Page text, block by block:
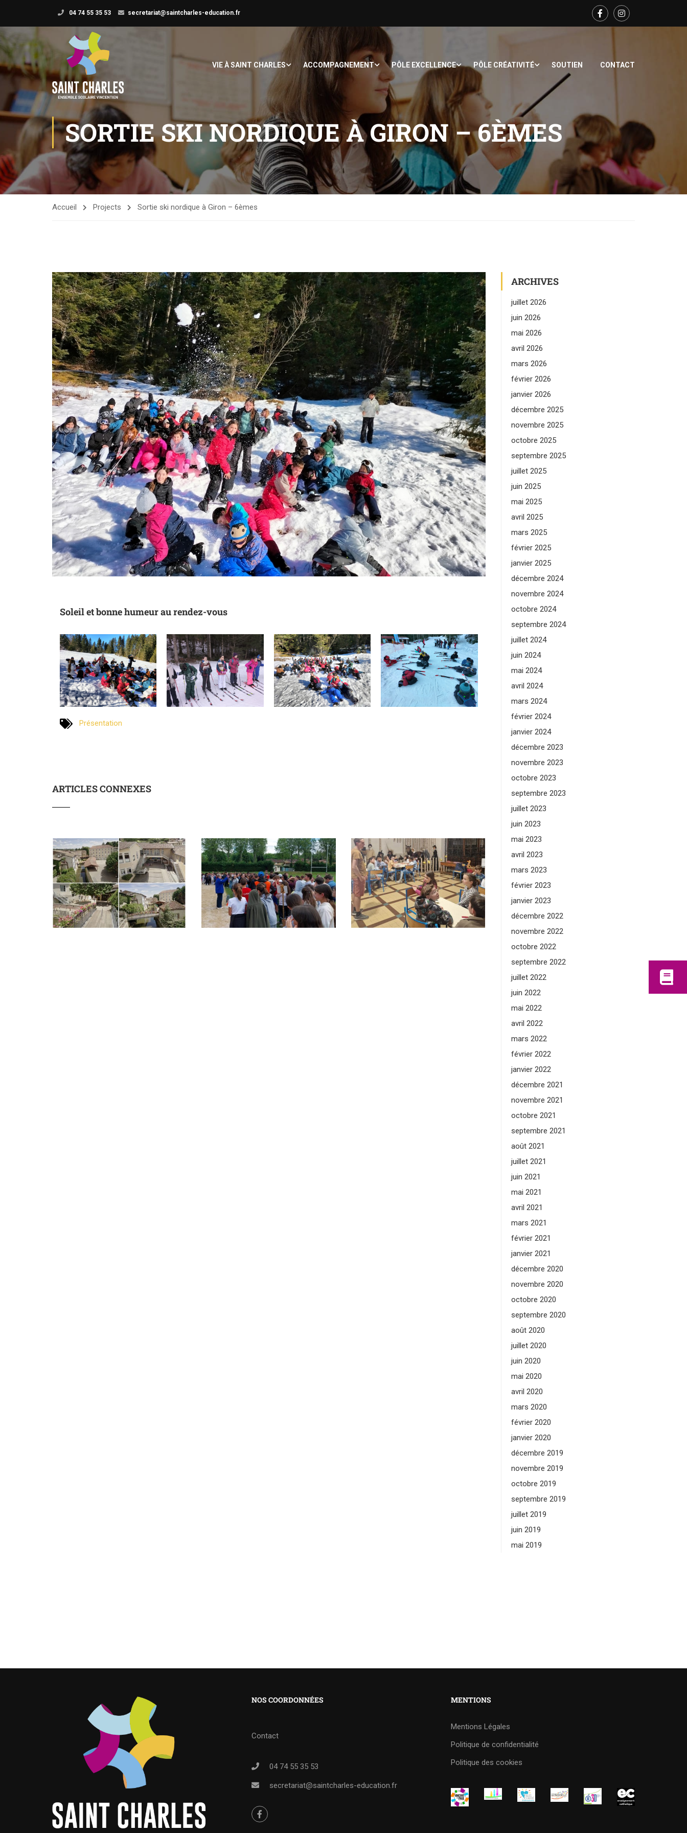
04 74 55 35 53 secretariat@saintcharles-education.fr
VIE À SAINT CHARLES ACCOMPAGNEMENT PÔLE EXCELLENCE PÔLE CRÉATIVITÉ SOUTIEN CONTACT
SORTIE SKI NORDIQUE À GIRON – 6ÈMES
Accueil Projects Sortie ski nordique à Giron – 6èmes
Soleil et bonne humeur au rendez-vous
Présentation
ARTICLES CONNEXES
ARCHIVES
juillet 2026
juin 2026
mai 2026
avril 2026
mars 2026
février 2026
janvier 2026
décembre 2025
novembre 2025
octobre 2025
septembre 2025
juillet 2025
juin 2025
mai 2025
avril 2025
mars 2025
février 2025
janvier 2025
décembre 2024
novembre 2024
octobre 2024
septembre 2024
juillet 2024
juin 2024
mai 2024
avril 2024
mars 2024
février 2024
janvier 2024
décembre 2023
novembre 2023
octobre 2023
septembre 2023
juillet 2023
juin 2023
mai 2023
avril 2023
mars 2023
février 2023
janvier 2023
décembre 2022
novembre 2022
octobre 2022
septembre 2022
juillet 2022
juin 2022
mai 2022
avril 2022
mars 2022
février 2022
janvier 2022
décembre 2021
novembre 2021
octobre 2021
septembre 2021
août 2021
juillet 2021
juin 2021
mai 2021
avril 2021
mars 2021
février 2021
janvier 2021
décembre 2020
novembre 2020
octobre 2020
septembre 2020
août 2020
juillet 2020
juin 2020
mai 2020
avril 2020
mars 2020
février 2020
janvier 2020
décembre 2019
novembre 2019
octobre 2019
septembre 2019
juillet 2019
juin 2019
mai 2019
NOS COORDONNÉES
Contact
04 74 55 35 53
secretariat@saintcharles-education.fr
MENTIONS
Mentions Légales
Politique de confidentialité
Politique des cookies